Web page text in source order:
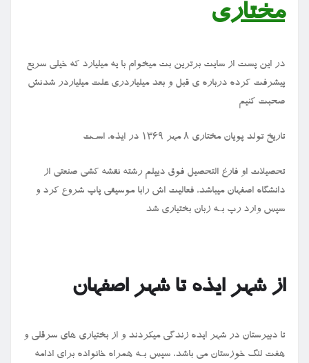
مختاری
در این پست از سایت برترین بت میخوام با یه میلیارد که خیلی سریع
پیشرفت کرده درباره ی قبل و بعد میلیاردری علت میلیاردر شدنش
صحبت کنیم
تاریخ تولد پویان مختاری ۸ مهر ۱۳۶۹ در ایذه، اسـت
تحصیلات او فارغ التحصیل فوق دیپلم رشته نقشه کشی صنعتی از
دانشگاه اصفهان میباشد، فعالیت اش رابا موسیقی پاپ شروع کرد و
سپس وارد رپ بـه زبان بختیاری شد
از شهر ایذه تا شهر اصفهان
تا دبیرستان در شهر ایده زندگی میکردند و از بختیاری های‌ سرقلی و
هفت لنگ خوزستان می باشد، سپس بـه همراه خانواده برای ادامه